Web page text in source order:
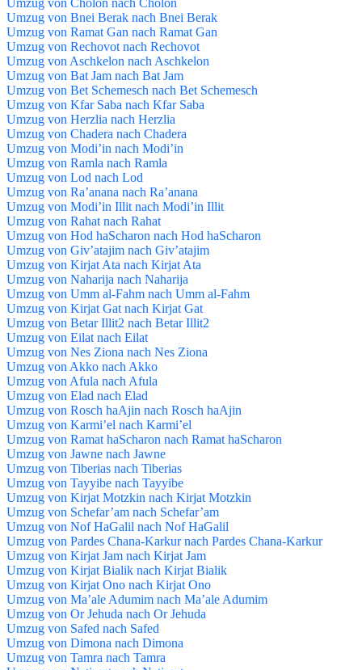
Umzug von Bnei Berak nach Bnei Berak
Umzug von Ramat Gan nach Ramat Gan
Umzug von Rechovot nach Rechovot
Umzug von Aschkelon nach Aschkelon
Umzug von Bat Jam nach Bat Jam
Umzug von Bet Schemesch nach Bet Schemesch
Umzug von Kfar Saba nach Kfar Saba
Umzug von Herzlia nach Herzlia
Umzug von Chadera nach Chadera
Umzug von Modi’in nach Modi’in
Umzug von Ramla nach Ramla
Umzug von Lod nach Lod
Umzug von Ra’anana nach Ra’anana
Umzug von Modi’in Illit nach Modi’in Illit
Umzug von Rahat nach Rahat
Umzug von Hod haScharon nach Hod haScharon
Umzug von Giv’atajim nach Giv’atajim
Umzug von Kirjat Ata nach Kirjat Ata
Umzug von Naharija nach Naharija
Umzug von Umm al-Fahm nach Umm al-Fahm
Umzug von Kirjat Gat nach Kirjat Gat
Umzug von Betar Illit2 nach Betar Illit2
Umzug von Eilat nach Eilat
Umzug von Nes Ziona nach Nes Ziona
Umzug von Akko nach Akko
Umzug von Afula nach Afula
Umzug von Elad nach Elad
Umzug von Rosch haAjin nach Rosch haAjin
Umzug von Karmi’el nach Karmi’el
Umzug von Ramat haScharon nach Ramat haScharon
Umzug von Jawne nach Jawne
Umzug von Tiberias nach Tiberias
Umzug von Tayyibe nach Tayyibe
Umzug von Kirjat Motzkin nach Kirjat Motzkin
Umzug von Schefar’am nach Schefar’am
Umzug von Nof HaGalil nach Nof HaGalil
Umzug von Pardes Chana-Karkur nach Pardes Chana-Karkur
Umzug von Kirjat Jam nach Kirjat Jam
Umzug von Kirjat Bialik nach Kirjat Bialik
Umzug von Kirjat Ono nach Kirjat Ono
Umzug von Ma’ale Adumim nach Ma’ale Adumim
Umzug von Or Jehuda nach Or Jehuda
Umzug von Safed nach Safed
Umzug von Dimona nach Dimona
Umzug von Tamra nach Tamra